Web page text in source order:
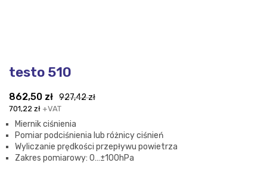
testo 510
927,42zł
927,42 zł.
862,50 zł
862,50 zł.
701,22 zł +VAT
Miernik ciśnienia
Pomiar podciśnienia lub różnicy ciśnień
Wyliczanie prędkości przepływu powietrza
Zakres pomiarowy: 0…±100hPa